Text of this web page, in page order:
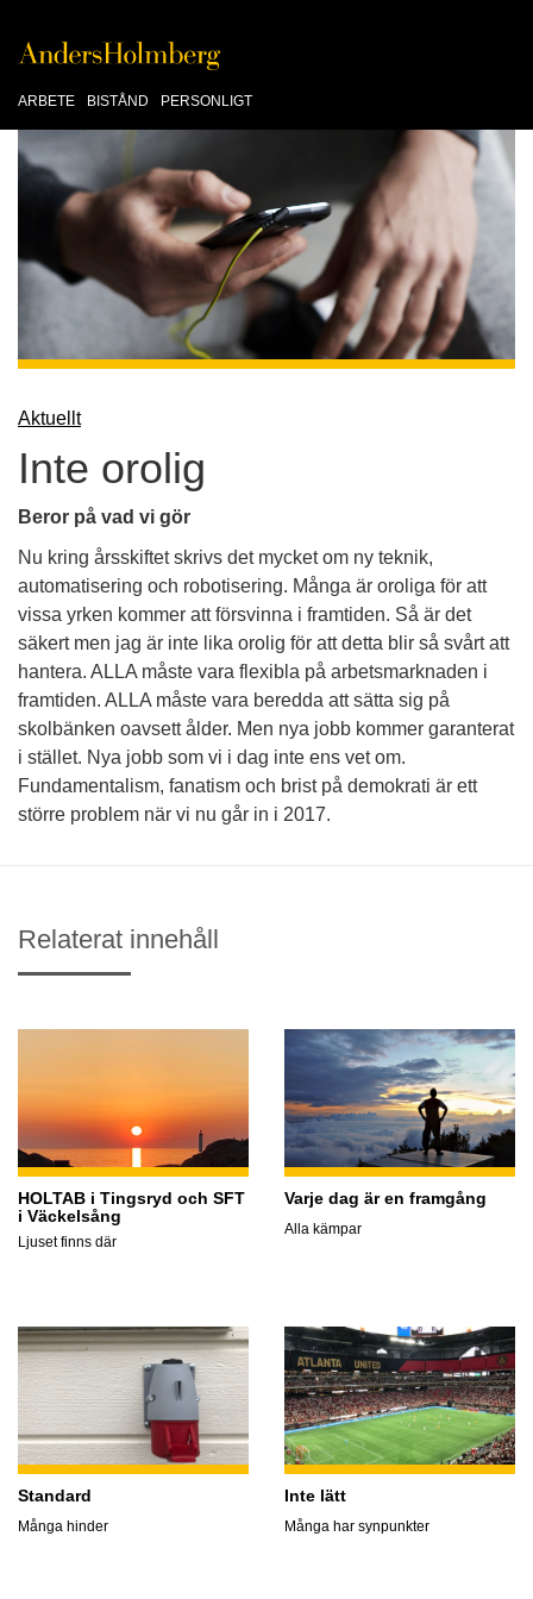
ARBETE BISTÅND PERSONLIGT
Aktuellt
Inte orolig
Beror på vad vi gör
Nu kring årsskiftet skrivs det mycket om ny teknik,
automatisering och robotisering. Många är oroliga för att
vissa yrken kommer att försvinna i framtiden. Så är det
säkert men jag är inte lika orolig för att detta blir så svårt att
hantera. ALLA måste vara flexibla på arbetsmarknaden i
framtiden. ALLA måste vara beredda att sätta sig på
skolbänken oavsett ålder. Men nya jobb kommer garanterat
i stället. Nya jobb som vi i dag inte ens vet om.
Fundamentalism, fanatism och brist på demokrati är ett
större problem när vi nu går in i 2017.
Relaterat innehåll
HOLTAB i Tingsryd och SFT
i Väckelsång
Ljuset finns där
Varje dag är en framgång
Alla kämpar
Standard
Många hinder
Inte lätt
Många har synpunkter